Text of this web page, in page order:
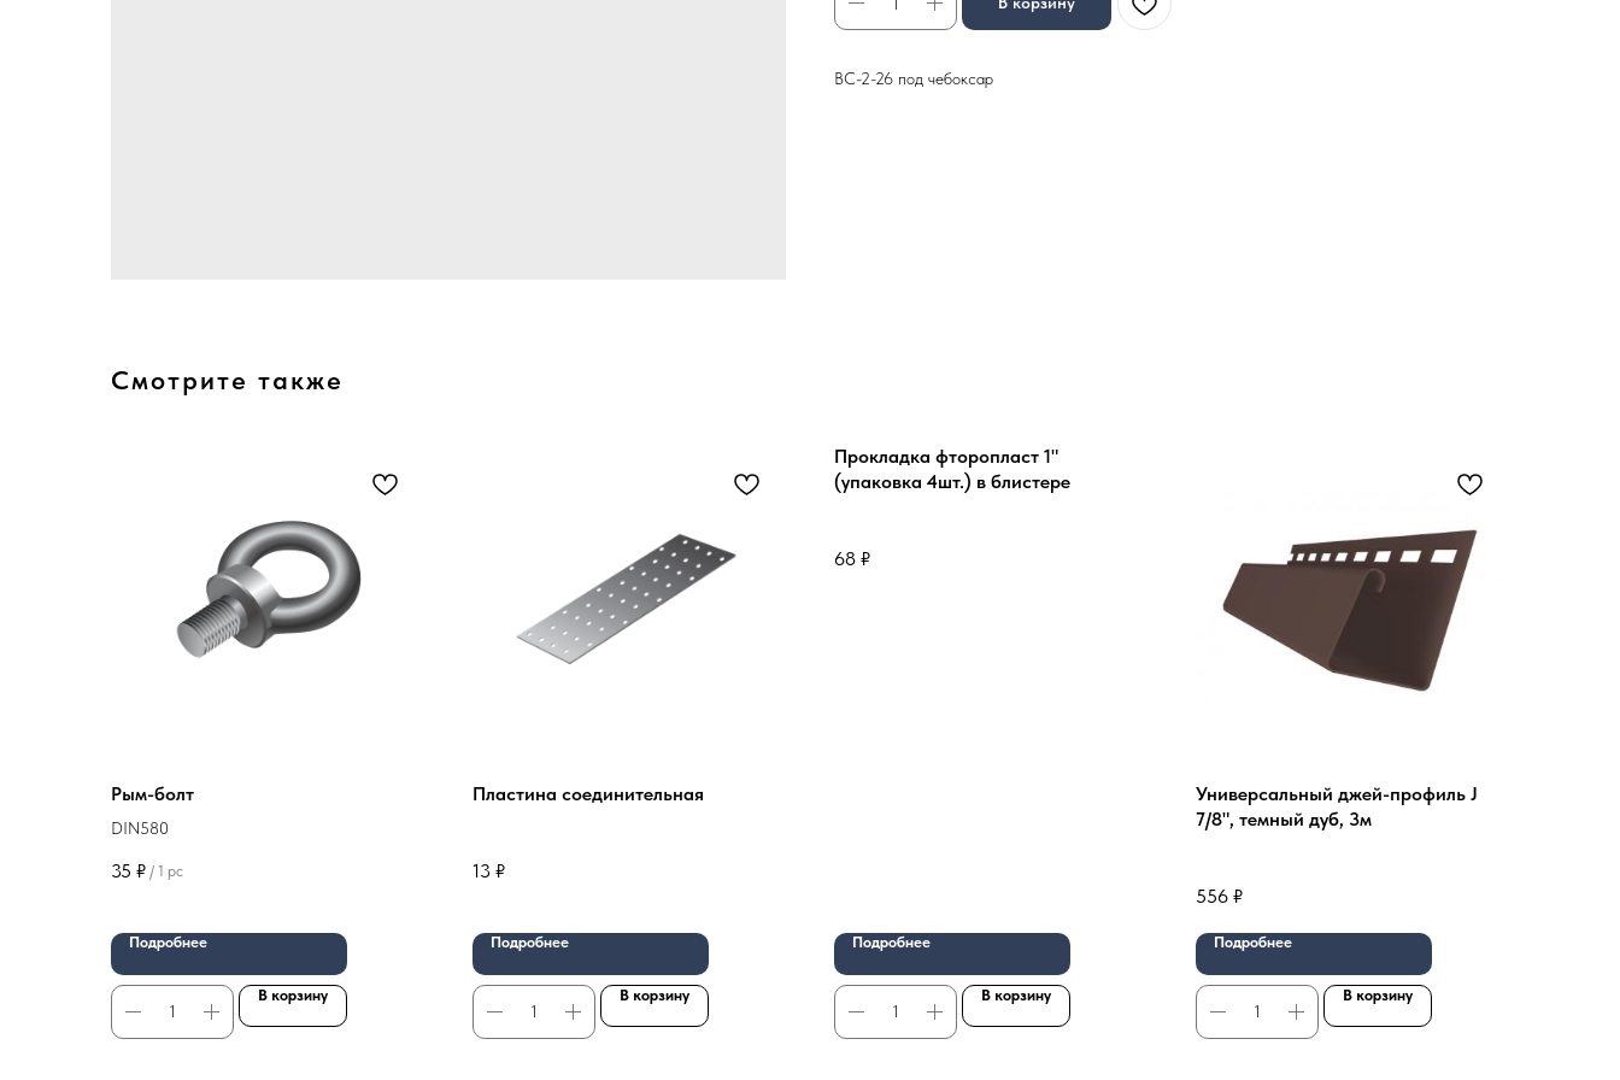
ВС-2-26 под чебоксар
Смотрите также
Рым-болт
DIN580
35 ₽ / 1 pc
Подробнее
В корзину
Пластина соединительная
13 ₽
Подробнее
В корзину
Прокладка фторопласт 1"
(упаковка 4шт.) в блистере
68 ₽
Подробнее
В корзину
Универсальный джей-профиль J
7/8", темный дуб, 3м
556 ₽
Подробнее
В корзину